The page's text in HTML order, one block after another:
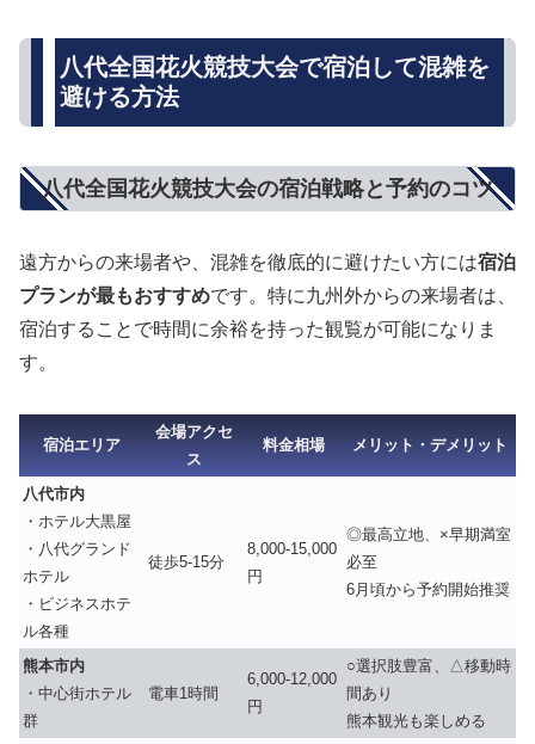
八代全国花火競技大会で宿泊して混雑を
避ける方法
八代全国花火競技大会の宿泊戦略と予約のコツ
遠方からの来場者や、混雑を徹底的に避けたい方には宿泊
プランが最もおすすめです。特に九州外からの来場者は、
宿泊することで時間に余裕を持った観覧が可能になりま
す。
宿泊エリア
会場アクセ
ス
料金相場 メリット・デメリット
八代市内
・ホテル大黒屋
・八代グランド
ホテル
・ビジネスホテ
ル各種
徒歩5-15分
8,000-15,000
円
◎最高立地、×早期満室
必至
6月頃から予約開始推奨
熊本市内
・中心街ホテル
群
電車1時間
6,000-12,000
円
○選択肢豊富、△移動時
間あり
熊本観光も楽しめる